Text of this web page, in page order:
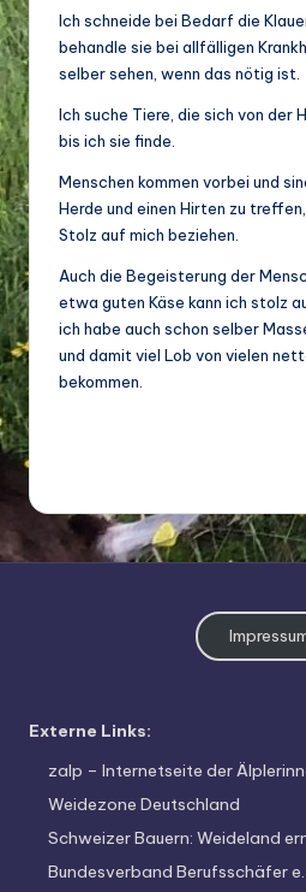
it
ä
t
Ich schneide bei Bedarf die
behandle sie bei allfälligen
selber sehen, wenn das nötig ist.
Ich suche Tiere, die sich von der
bis ich sie finde.
Menschen kommen vorbei und
Herde und einen Hirten zu
Stolz auf mich beziehen.
Auch die Begeisterung der
etwa guten Käse kann ich stolz
ich habe auch schon selber
und damit viel Lob von vielen
bekommen.
Externe Links:
zalp – Internetseite der
Weidezone Deutschland
Schweizer Bauern: Weideland
Bundesverband Berufsschäfer e.